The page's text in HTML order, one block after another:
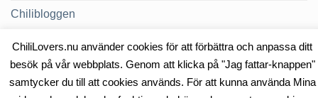
Chilibloggen
OM OSS KONTAKT
Copyright 2026 ©Heat & Smoke AB
ChiliLovers.nu använder cookies för att förbättra och anpassa ditt
besök på vår webbplats. Genom att klicka på "Jag fattar-knappen"
samtycker du till att cookies används. För att kunna använda Mina